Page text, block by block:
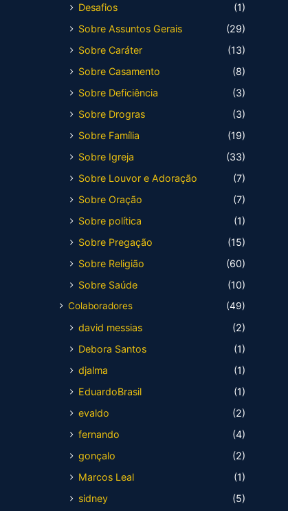
Desafios
(1)
Sobre Assuntos Gerais
(29)
Sobre Caráter
(13)
Sobre Casamento
(8)
Sobre Deficiência
(3)
Sobre Drogras
(3)
Sobre Família
(19)
Sobre Igreja
(33)
Sobre Louvor e Adoração
(7)
Sobre Oração
(7)
Sobre política
(1)
Sobre Pregação
(15)
Sobre Religião
(60)
Sobre Saúde
(10)
Colaboradores (49)
david messias
(2)
Debora Santos
(1)
djalma
(1)
EduardoBrasil
(1)
evaldo
(2)
fernando
(4)
gonçalo
(2)
Marcos Leal
(1)
sidney
(5)